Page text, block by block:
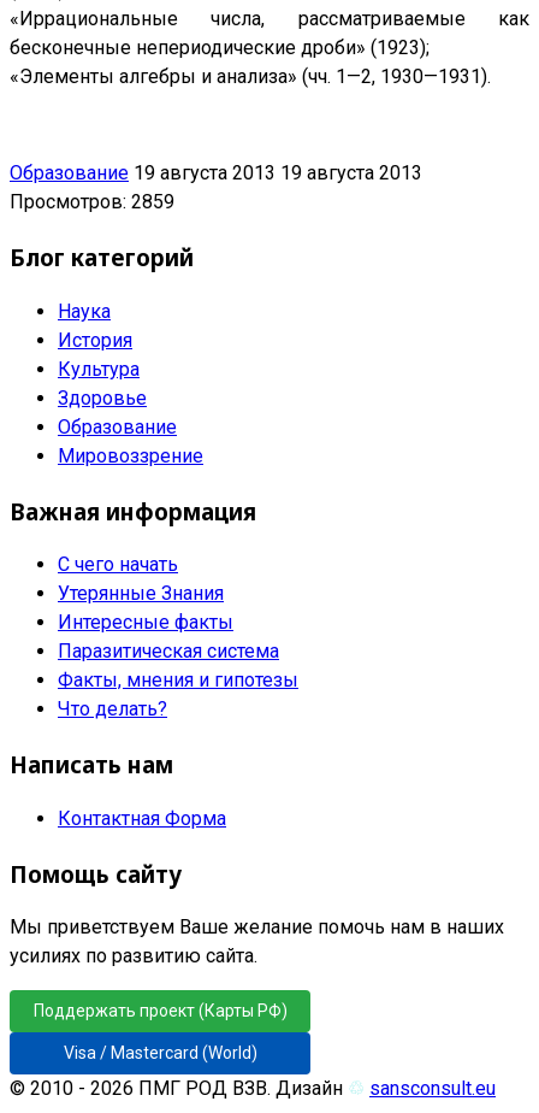
«Иррациональные числа, рассматриваемые как
бесконечные непериодические дроби» (1923);
«Элементы алгебры и анализа» (чч. 1—2, 1930—1931).
Образование 19 августа 2013 19 августа 2013
Просмотров: 2859
Блог категорий
Наука
История
Культура
Здоровье
Образование
Мировоззрение
Важная информация
С чего начать
Утерянные Знания
Интересные факты
Паразитическая система
Факты, мнения и гипотезы
Что делать?
Написать нам
Контактная Форма
Помощь сайту
Мы приветствуем Ваше желание помочь нам в наших
усилиях по развитию сайта.
Поддержать проект (Карты РФ)
Visa / Mastercard (World)
© 2010 - 2026 ПМГ РОД ВЗВ. Дизайн ♲ sansconsult.eu